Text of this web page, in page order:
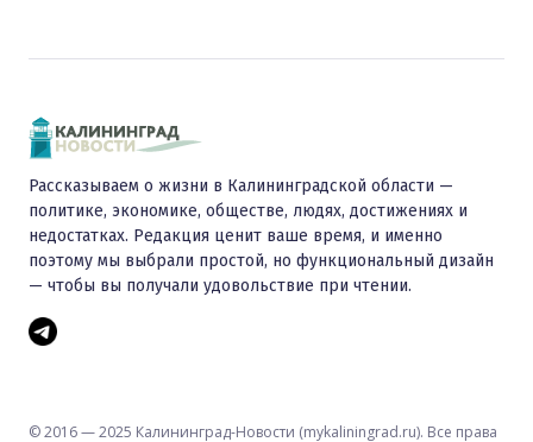
Рассказываем о жизни в Калининградской области —
политике, экономике, обществе, людях, достижениях и
недостатках. Редакция ценит ваше время, и именно
поэтому мы выбрали простой, но функциональный дизайн
— чтобы вы получали удовольствие при чтении.
© 2016 — 2025 Калининград-Новости (mykaliningrad.ru). Все права